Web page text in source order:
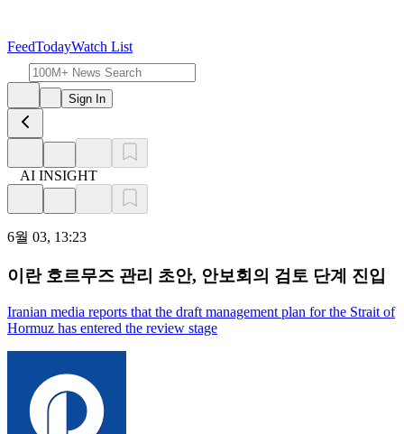
FeedTodayWatch List
Sign In
AI INSIGHT
6월 03, 13:23
이란 호르무즈 관리 초안, 안보회의 검토 단계 진입
Iranian media reports that the draft management plan for the Strait of
Hormuz has entered the review stage